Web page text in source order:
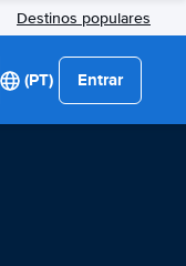
Destinos populares
(PT) Entrar